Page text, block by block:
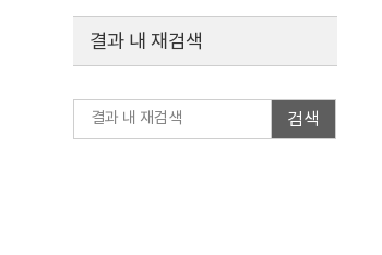
결과 내 재검색
검색